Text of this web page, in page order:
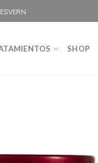
SHOP